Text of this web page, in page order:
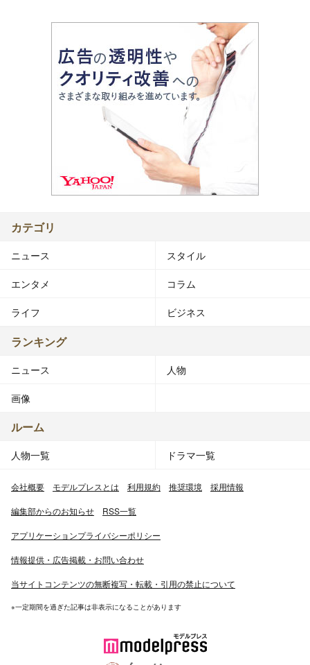
カテゴリ
ニュース スタイル
エンタメ コラム
ライフ ビジネス
ランキング
ニュース 人物
画像
ルーム
人物一覧 ドラマ一覧
会社概要 モデルプレスとは 利用規約 推奨環境 採用情報
編集部からのお知らせ RSS一覧
アプリケーションプライバシーポリシー
情報提供・広告掲載・お問い合わせ
当サイトコンテンツの無断複写・転載・引用の禁止について
※一定期間を過ぎた記事は非表示になることがあります